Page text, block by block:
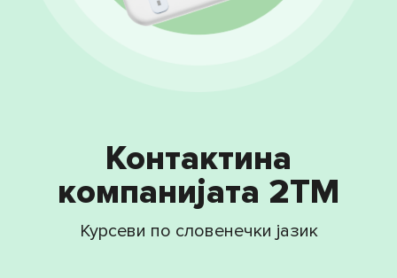
Контактина
компанијата 2TM
Курсеви по словенечки јазик